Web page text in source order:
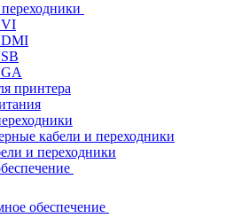
принтера
кабели и переходники
и переходники
обеспечение